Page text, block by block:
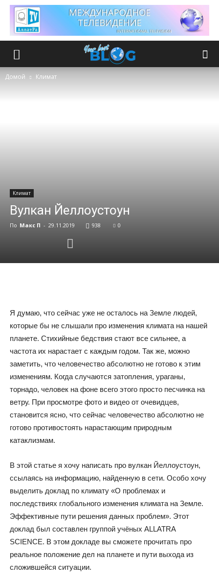
Домой Климат
Климат
Вулкан Йеллоустоун
По Макс П - 29.11.2019 938 0
Я думаю, что сейчас уже не осталось на Земле людей,
которые бы не слышали про изменения климата на нашей
планете. Стихийные бедствия стают все сильнее, а
частота их нарастает с каждым годом. Так же, можно
заметить, что человечество абсолютно не готово к этим
изменениям. Когда случаются затопления, ураганы,
торнадо, человек на фоне всего этого просто песчинка на
ветру. При просмотре фото и видео от очевидцев,
становится ясно, что сейчас человечество абсолютно не
готово противостоять нарастающим природным
катаклизмам.
В этой статье я хочу написать про вулкан Йеллоустоун,
ссылаясь на информацию, найденную в сети. Особо хочу
выделить доклад по климату «О проблемах и
последствиях глобального изменения климата на Земле.
Эффективные пути решения данных проблем». Этот
доклад был составлен группой учёных ALLATRA
SCIENCE. В этом докладе вы сможете прочитать про
реальное положение дел на планете и пути выхода из
сложившейся ситуации.